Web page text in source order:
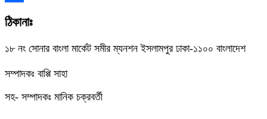
Link
Share
ঠিকানাঃ
১৮ নং সোনার বাংলা মার্কেট সমীর ম্যনশন ইসলামপুর ঢাকা-১১০০ বাংলাদেশ
সম্পাদকঃ বাপ্পি সাহা
সহ- সম্পাদকঃ মানিক চক্রবর্তী